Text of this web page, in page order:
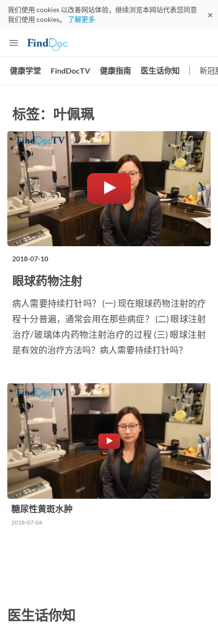
我们使用 cookies 以改善网站体验，继续浏览本网站代表您同意
我们使用 cookies。 了解更多
健康学堂 FindDocTV 健康指南 医生话你知 新冠
标签：叶佩珮
2018-07-10
眼球药物注射
病人需要​​持续打针吗？ (一) 现在眼球药物注射的疗
程十分普遍，通常会用在那些病症？ (二) 眼球注射
治疗/玻璃体内药物注射治疗的过程 (三) 眼球注射
是有效的治疗方法吗？病人需要​​持续打针吗？
糖尿性黄斑水肿
2018-07-04
医生话你知